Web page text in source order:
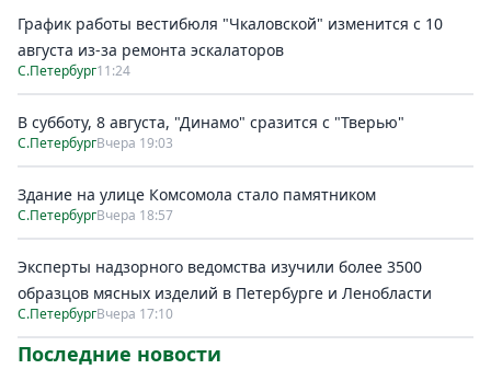
График работы вестибюля "Чкаловской" изменится с 10
августа из-за ремонта эскалаторов
С.Петербург11:24
В субботу, 8 августа, "Динамо" сразится с "Тверью"
С.ПетербургВчера 19:03
Здание на улице Комсомола стало памятником
С.ПетербургВчера 18:57
Эксперты надзорного ведомства изучили более 3500
образцов мясных изделий в Петербурге и Ленобласти
С.ПетербургВчера 17:10
Последние новости